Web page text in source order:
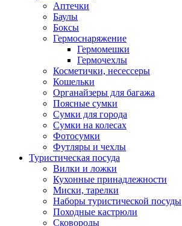
Аптечки
Баулы
Боксы
Гермоснаряжение
Гермомешки
Гермочехлы
Косметички, несессеры
Кошельки
Органайзеры для багажа
Поясные сумки
Сумки для города
Сумки на колесах
Фотосумки
Футляры и чехлы
Туристическая посуда
Вилки и ложки
Кухонные принадлежности
Миски, тарелки
Наборы туристической посуды
Походные кастрюли
Сковороды